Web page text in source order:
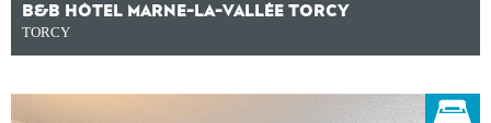
B&B HÔTEL MARNE-LA-VALLÉE TORCY
TORCY